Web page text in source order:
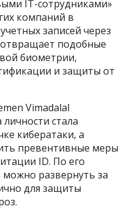
IT-сотрудниками»
компаний в
записей через
подобные
биометрии,
и защиты от
Vimadalal
стала
кибератаки, а
превентивные меры
ID. По его
развернуть за
для защиты